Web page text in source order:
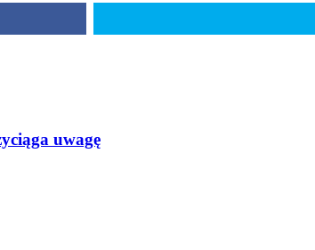
uwagę